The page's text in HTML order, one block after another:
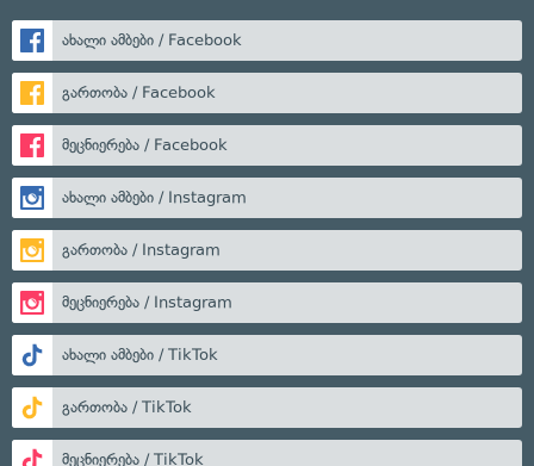
ახალი ამბები / Facebook
გართობა / Facebook
მეცნიერება / Facebook
ახალი ამბები / Instagram
გართობა / Instagram
მეცნიერება / Instagram
ახალი ამბები / TikTok
გართობა / TikTok
მეცნიერება / TikTok